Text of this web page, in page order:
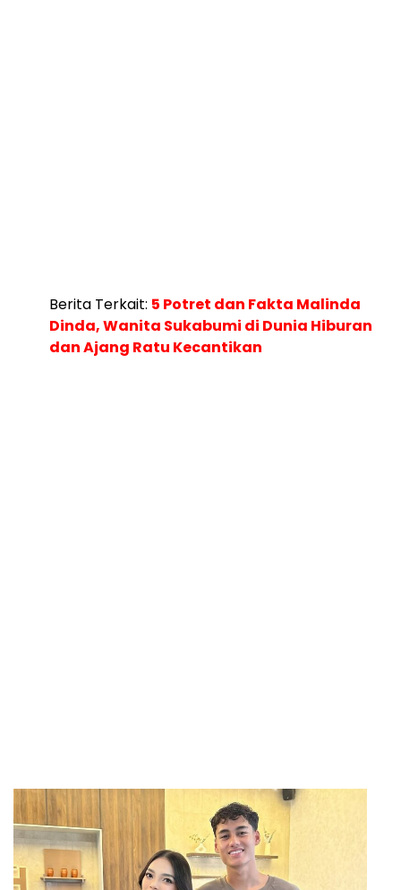
Berita Terkait: 5 Potret dan Fakta Malinda
Dinda, Wanita Sukabumi di Dunia Hiburan
dan Ajang Ratu Kecantikan